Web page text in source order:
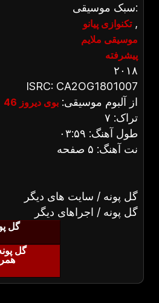
سبک موسیقی:
تکنوازی پیانو,
موسیقی ملایم
پیشرفته
۲۰۱۸
ISRC: CA2OG1801007
از آلبوم موسیقی: بوی دیروز 46
تراک: ۷
طول آهنگ: ۰۳:۵۹
نت آهنگ: ۵ صفحه
گل پونه / سایت های دیگر
گل پونه / اجراهای دیگر
گل
گل